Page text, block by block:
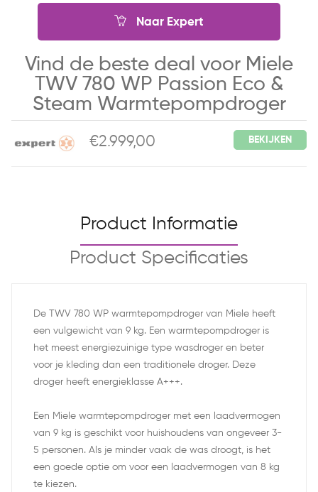
Naar Expert
Vind de beste deal voor Miele
TWV 780 WP Passion Eco &
Steam Warmtepompdroger
€2.999,00 BEKIJKEN
Product Informatie
Product Specificaties
De TWV 780 WP warmtepompdroger van Miele heeft
een vulgewicht van 9 kg. Een warmtepompdroger is
het meest energiezuinige type wasdroger en beter
voor je kleding dan een traditionele droger. Deze
droger heeft energieklasse A+++.
Een Miele warmtepompdroger met een laadvermogen
van 9 kg is geschikt voor huishoudens van ongeveer 3-
5 personen. Als je minder vaak de was droogt, is het
een goede optie om voor een laadvermogen van 8 kg
te kiezen.